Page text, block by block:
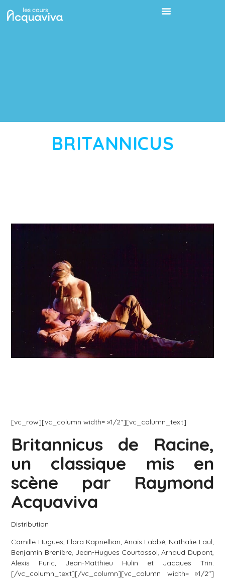
BRITANNICUS
[vc_row][vc_column width= »1/2″][vc_column_text]
Britannicus de Racine,
un classique mis en
scène par Raymond
Acquaviva
Distribution
Camille Hugues, Flora Kapriellian, Anaïs Labbé, Nathalie Laul,
Benjamin Brenière, Jean-Hugues Courtassol, Arnaud Dupont,
Alexis Furic, Jean-Matthieu Hulin et Jacques Trin.
[/vc_column_text][/vc_column][vc_column width= »1/2″]